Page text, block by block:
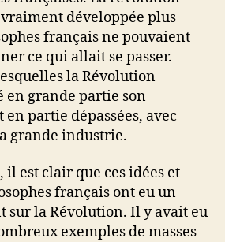
développée plus
français ne pouvaient
ce qui allait se passer.
la Révolution
en grande partie son
partie dépassées, avec
grande industrie.
il est clair que ces idées et
français ont eu un
sur la Révolution. Il y avait eu
exemples de masses